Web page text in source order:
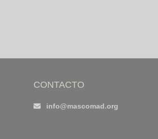
CONTACTO
info@mascomad.org